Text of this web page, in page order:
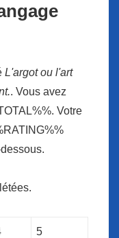
L'argot ou l'art
. Vous avez
Votre
5